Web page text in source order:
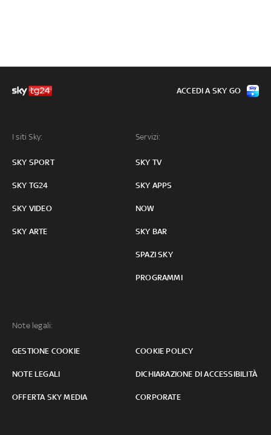
I siti Sky:
SKY SPORT
SKY TG24
SKY VIDEO
SKY ARTE
Servizi:
SKY TV
SKY APPS
NOW
SKY BAR
SPAZI SKY
PROGRAMMI
Note legali:
GESTIONE COOKIE COOKIE POLICY
NOTE LEGALI DICHIARAZIONE DI ACCESSIBILITÀ
OFFERTA SKY MEDIA CORPORATE
ACCEDI A SKY GO